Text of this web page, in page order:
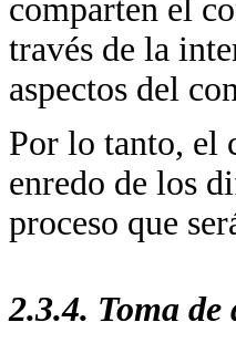
comparten el
través de la
aspectos del
Por lo tanto, el
enredo de los
proceso que
2.3.4. Toma de